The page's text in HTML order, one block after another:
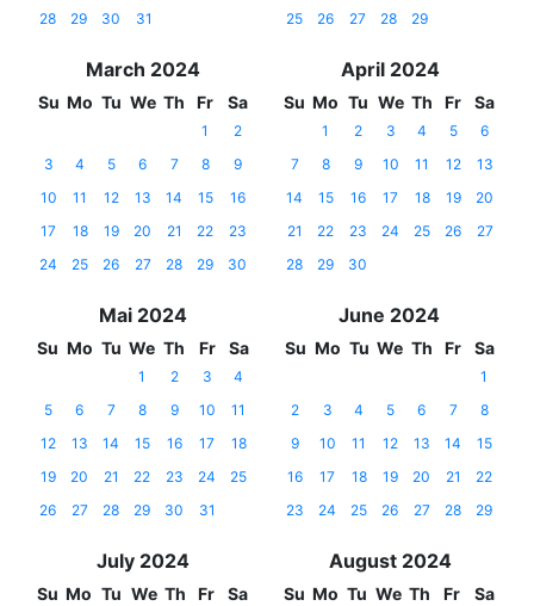
28
29 30 31
25
26 27 28 29
March 2024
Su Mo Tu We Th Fr Sa
1
2
3
4 5 6 7 8
9
10
11 12 13 14 15
16
17
18 19 20 21 22
23
24
25 26 27 28 29 30
April 2024
Su Mo Tu We Th Fr Sa
1 2 3 4 5
6
7
8 9 10 11 12
13
14
15 16 17 18 19
20
21
22 23 24 25 26
27
28
29 30
Mai 2024
Su Mo Tu We Th Fr Sa
1 2 3
4
5
6 7 8 9 10
11
12
13 14 15 16 17
18
19
20 21 22 23 24
25
26
27 28 29 30 31
June 2024
Su Mo Tu We Th Fr Sa
1
2
3 4 5 6 7
8
9
10 11 12 13 14
15
16
17 18 19 20 21
22
23
24 25 26 27 28 29
July 2024
Su Mo Tu We Th Fr Sa
August 2024
Su Mo Tu We Th Fr Sa